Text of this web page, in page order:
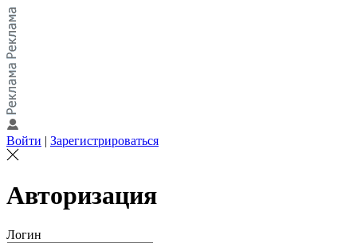
Войти | Зарегистрироваться
Авторизация
Логин